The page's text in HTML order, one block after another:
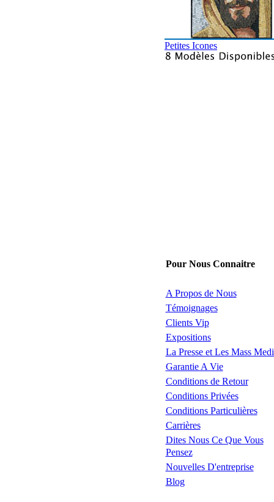
Petites Icones
Pour Nous Connaitre
A Propos de Nous
Témoignages
Clients Vip
Expositions
La Presse et Les Mass
Garantie A Vie
Conditions de Retour
Conditions Privées
Conditions Particulières
Carrières
Dites Nous Ce Que Vous
Pensez
Nouvelles D'entreprise
Blog